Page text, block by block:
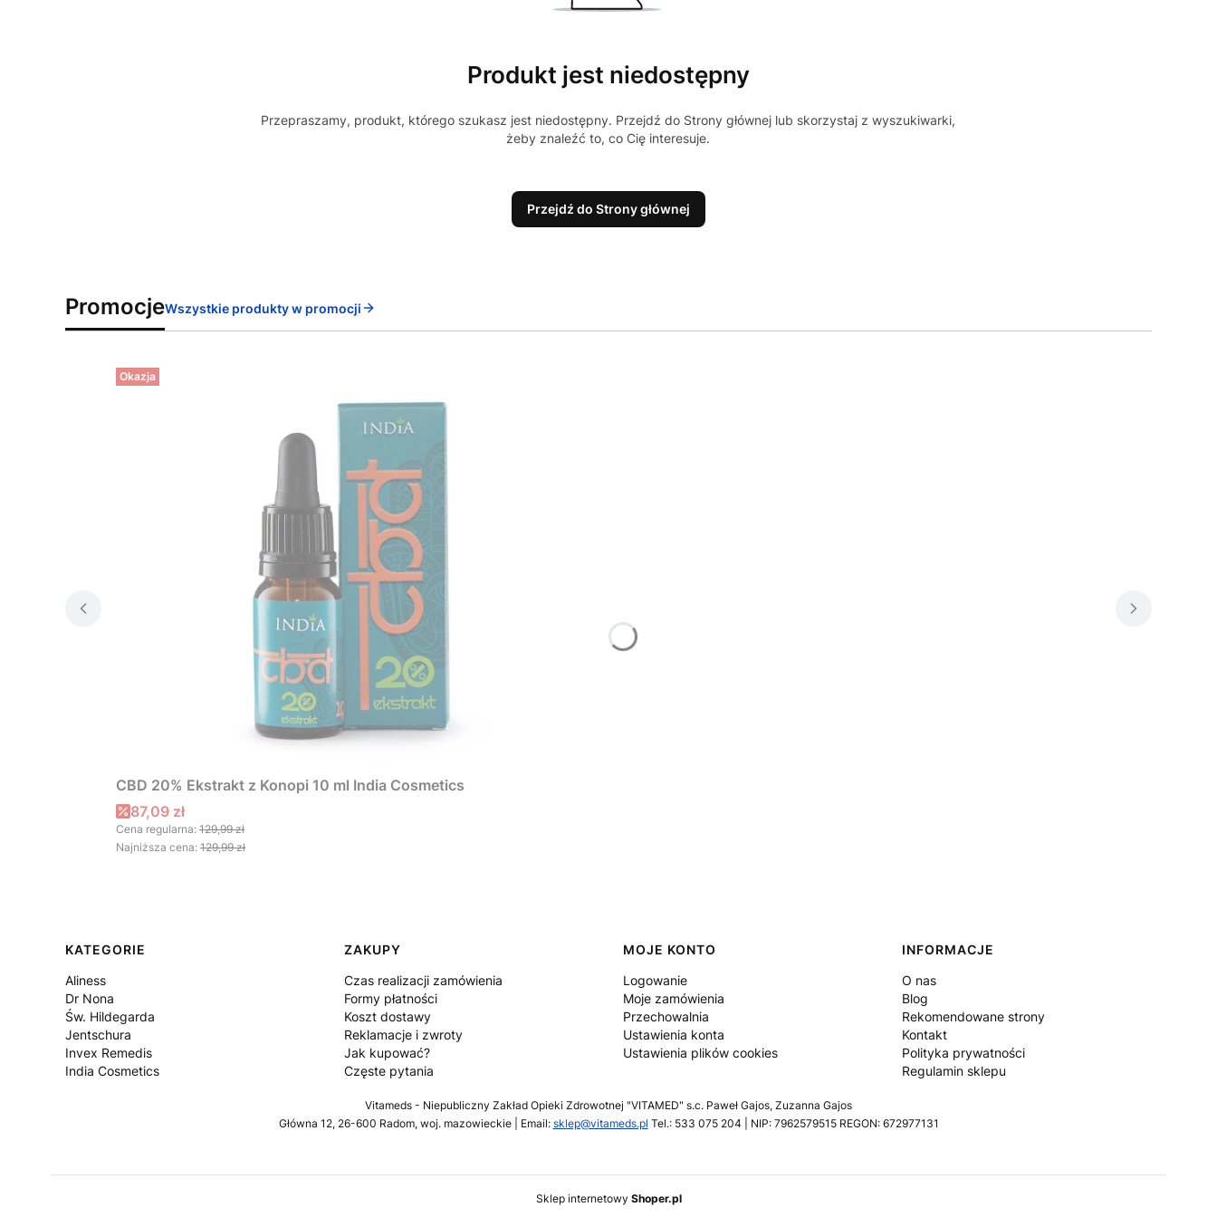
Produkt jest niedostępny
Przepraszamy, produkt, którego szukasz jest niedostępny. Przejdź do Strony głównej lub skorzystaj z wyszukiwarki,
żeby znaleźć to, co Cię interesuje.
Przejdź do Strony głównej
PromocjeWszystkie produkty w promocji
Okazja
CBD 20% Ekstrakt z Konopi 10 ml India Cosmetics
Cena promocyjna
87,09 zł
Cena regularna: 129,99 zł
Najniższa cena: 129,99 zł
Linki w stopce
KATEGORIE
Aliness
Dr Nona
Św. Hildegarda
Jentschura
Invex Remedis
India Cosmetics
ZAKUPY
Czas realizacji zamówienia
Formy płatności
Koszt dostawy
Reklamacje i zwroty
Jak kupować?
Częste pytania
MOJE KONTO
Logowanie
Moje zamówienia
Przechowalnia
Ustawienia konta
Ustawienia plików cookies
INFORMACJE
O nas
Blog
Rekomendowane strony
Kontakt
Polityka prywatności
Regulamin sklepu
Vitameds - Niepubliczny Zakład Opieki Zdrowotnej "VITAMED" s.c. Paweł Gajos, Zuzanna Gajos
Główna 12, 26-600 Radom, woj. mazowieckie | Email: sklep@vitameds.pl Tel.: 533 075 204 | NIP: 7962579515 REGON: 672977131
Sklep internetowy Shoper.pl